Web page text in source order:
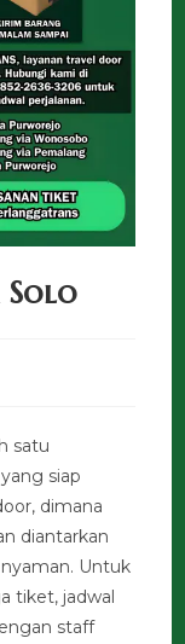
satu
siap
dimana
diantarkan
Untuk
tiket, jadwal
staff